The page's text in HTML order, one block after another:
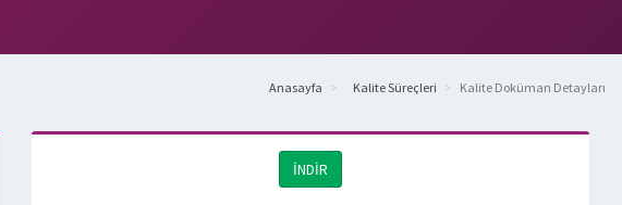
Anasayfa Kalite Süreçleri Kalite Doküman Detayları
İNDİR